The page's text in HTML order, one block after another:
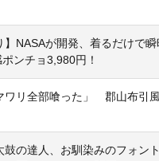
】NASAが開発、着るだけで
ンチョ3,980円！
ワリ全部喰った」 郡山布引
鼓の達人、お馴染みのフォン